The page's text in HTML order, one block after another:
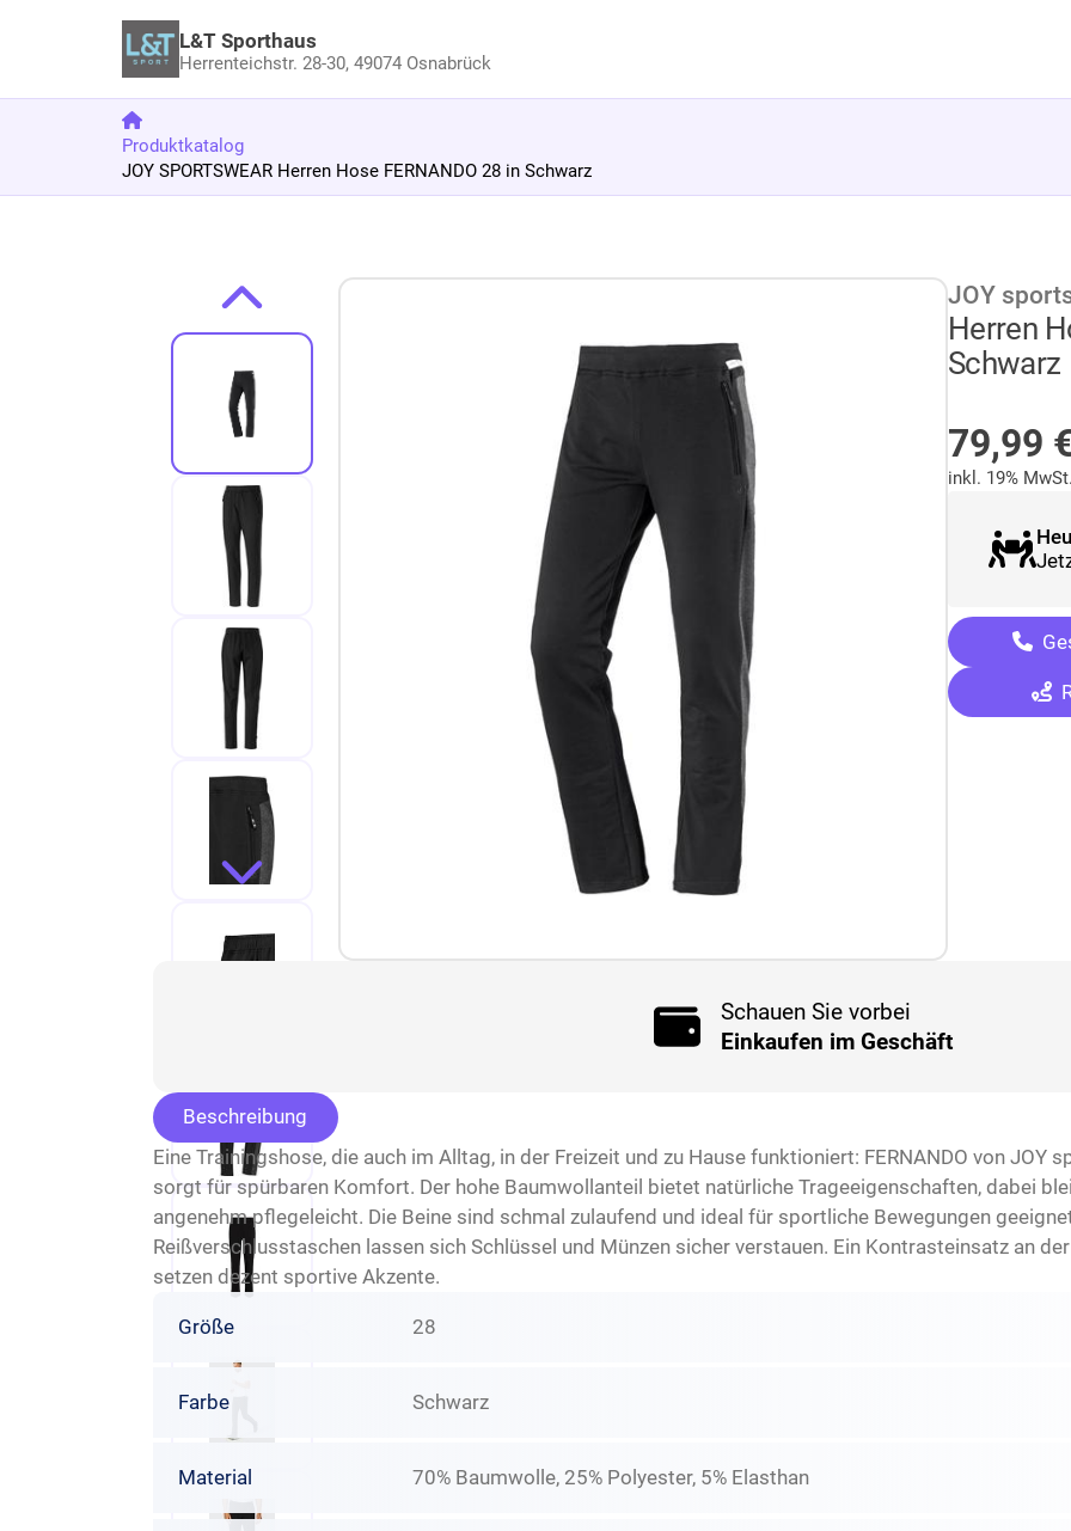
L&T Sporthaus
Herrenteichstr. 28-30,49074 Osnabrück
Produktkatalog
JOY SPORTSWEAR Herren Hose FERNANDO 28 in Schwarz
Zur Produktbeschreibung springen JOY
Herren
Schwarz
79,99
inkl. 19%
Schauen Sie vorbei
Einkaufen im Geschäft
Beschreibung
Eine Trainingshose, die auch im Alltag, in der Freizeit und zu Hause funktioniert: FERNANDO von JOY
sorgt für spürbaren Komfort. Der hohe Baumwollanteil bietet natürliche Trageeigenschaften, dabei
angenehm pflegeleicht. Die Beine sind schmal zulaufend und ideal für sportliche Bewegungen
Reißverschlusstaschen lassen sich Schlüssel und Münzen sicher verstauen. Ein Kontrasteinsatz an
setzen dezent sportive Akzente.
Größe 28
Farbe Schwarz
Material 70% Baumwolle, 25% Polyester, 5% Elasthan